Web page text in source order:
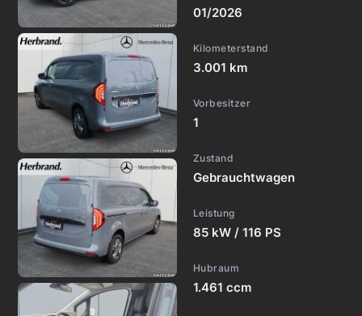
01/2026
Kilometerstand
3.001 km
Vorbesitzer
1
Zustand
Gebrauchtwagen
Leistung
85 kW / 116 PS
Hubraum
1.461 ccm